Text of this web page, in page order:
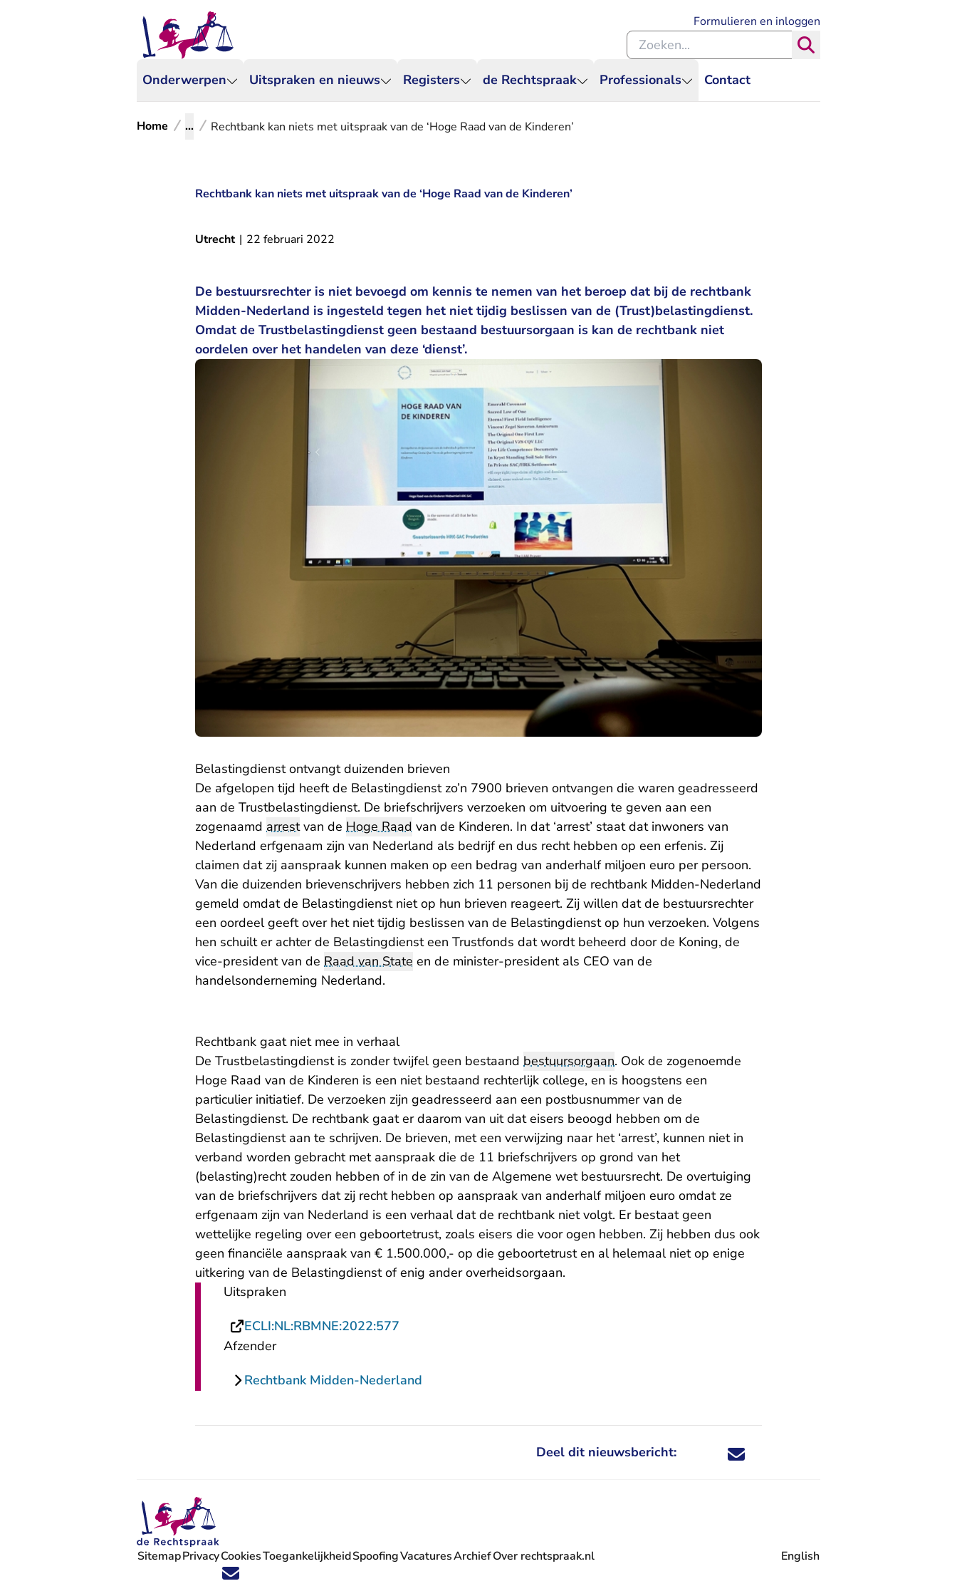
Onderwerpen Uitspraken en nieuws Registers de Rechtspraak Professionals Contact
Formulieren en inloggen
Zoeken binnen de Rechtspraak
Home ... Rechtbank kan niets met uitspraak van de ‘Hoge Raad van de Kinderen’
Rechtbank kan niets met uitspraak van de ‘Hoge Raad van de Kinderen’
Utrecht | 22 februari 2022
De bestuursrechter is niet bevoegd om kennis te nemen van het beroep dat bij de rechtbank
Midden-Nederland is ingesteld tegen het niet tijdig beslissen van de (Trust)belastingdienst.
Omdat de Trustbelastingdienst geen bestaand bestuursorgaan is kan de rechtbank niet
oordelen over het handelen van deze ‘dienst’.
Belastingdienst ontvangt duizenden brieven
De afgelopen tijd heeft de Belastingdienst zo’n 7900 brieven ontvangen die waren geadresseerd
aan de Trustbelastingdienst. De briefschrijvers verzoeken om uitvoering te geven aan een
zogenaamd arrestvan de Hoge Raad van de Kinderen. In dat ‘arrest’ staat dat inwoners van
Nederland erfgenaam zijn van Nederland als bedrijf en dus recht hebben op een erfenis. Zij
claimen dat zij aanspraak kunnen maken op een bedrag van anderhalf miljoen euro per persoon.
Van die duizenden brievenschrijvers hebben zich 11 personen bij de rechtbank Midden-Nederland
gemeld omdat de Belastingdienst niet op hun brieven reageert. Zij willen dat de bestuursrechter
een oordeel geeft over het niet tijdig beslissen van de Belastingdienst op hun verzoeken. Volgens
hen schuilt er achter de Belastingdienst een Trustfonds dat wordt beheerd door de Koning, de
vice-president van de Raad van State en de minister-president als CEO van de
handelsonderneming Nederland.
Rechtbank gaat niet mee in verhaal
De Trustbelastingdienst is zonder twijfel geen bestaand bestuursorgaan. Ook de zogenoemde
Hoge Raad van de Kinderen is een niet bestaand rechterlijk college, en is hoogstens een
particulier initiatief. De verzoeken zijn geadresseerd aan een postbusnummer van de
Belastingdienst. De rechtbank gaat er daarom van uit dat eisers beoogd hebben om de
Belastingdienst aan te schrijven. De brieven, met een verwijzing naar het ‘arrest’, kunnen niet in
verband worden gebracht met aanspraak die de 11 briefschrijvers op grond van het
(belasting)recht zouden hebben of in de zin van de Algemene wet bestuursrecht. De overtuiging
van de briefschrijvers dat zij recht hebben op aanspraak van anderhalf miljoen euro omdat ze
erfgenaam zijn van Nederland is een verhaal dat de rechtbank niet volgt. Er bestaat geen
wettelijke regeling over een geboortetrust, zoals eisers die voor ogen hebben. Zij hebben dus ook
geen financiële aanspraak van € 1.500.000,- op die geboortetrust en al helemaal niet op enige
uitkering van de Belastingdienst of enig ander overheidsorgaan.
Uitspraken
ECLI:NL:RBMNE:2022:577
Afzender
Rechtbank Midden-Nederland
Deel dit nieuwsbericht: Deel dit nieuwsbericht via X - U verlaat
Deel dit nieuwsbericht via Facebook - U
Deel dit nieuwsbericht via e-mail
Deel dit nieuwsbericht via LinkedIn - U
Volg ons op X (Twitter) - U verlaat Rechtspraak.nl
Volg ons op Facebook - U verlaat Rechtspraak.nl
Volg ons op Instagram - U verlaat Rechtspraak.nl
Volg ons op Youtube - U verlaat Rechtspraak.nl
Volg ons op LinkedIn - U verlaat Rechtspraak.nl
'Blijf op de hoogte' nieuwsbrief - U verlaat Rechtspraak.nl
SitemapPrivacyCookiesToegankelijkheidSpoofingVacatures
- U verlaat Rechtspraak.nl
ArchiefOver rechtspraak.nl English